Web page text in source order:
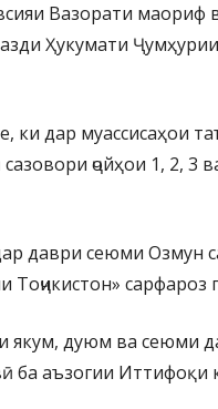
Вазорати маориф
Ҳукумати
ки дар муассисаҳои
ҷойҳои 1, 2,
даври сеюми Озмун
Тоҷикистон»
якум, дуюм ва сеюми
ба аъзогии